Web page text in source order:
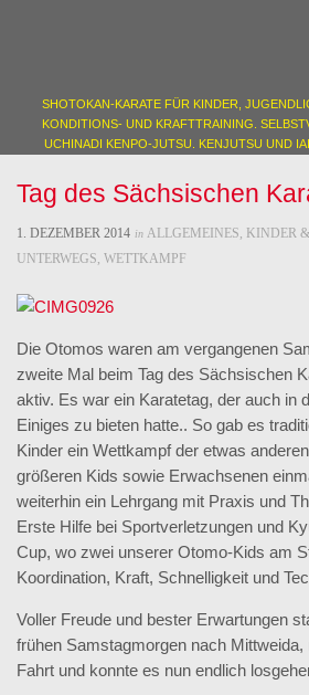
SHOTOKAN-KARATE FÜR KINDER,
KONDITIONS- UND KRAFTTRAINING.
UCHINADI KENPO-JUTSU. KENJUTSU UND
Tag des Sächsischen
1. DEZEMBER 2014 in ALLGEMEINES, KINDER
UNTERWEGS, WETTKAMPF
Die Otomos waren am vergangenen
zweite Mal beim Tag des Sächsischen
aktiv. Es war ein Karatetag, der auch in
Einiges zu bieten hatte.. So gab es
Kinder ein Wettkampf der etwas
größeren Kids sowie Erwachsenen
weiterhin ein Lehrgang mit Praxis und
Erste Hilfe bei Sportverletzungen und
Cup, wo zwei unserer Otomo-Kids am
Koordination, Kraft, Schnelligkeit und
Voller Freude und bester Erwartungen
frühen Samstagmorgen nach
Fahrt und konnte es nun endlich